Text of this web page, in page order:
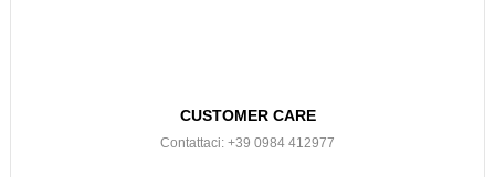
CUSTOMER CARE
Contattaci: +39 0984 412977